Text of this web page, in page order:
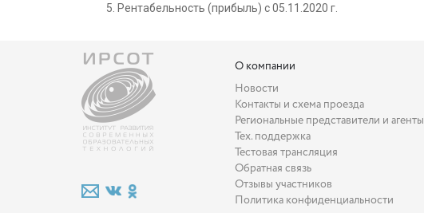
Рентабельность (прибыль) с 05.11.2020 г.
О компании
Новости
Контакты и схема проезда
Региональные представители и агенты
Тех. поддержка
Тестовая трансляция
Обратная связь
Отзывы участников
Политика конфиденциальности